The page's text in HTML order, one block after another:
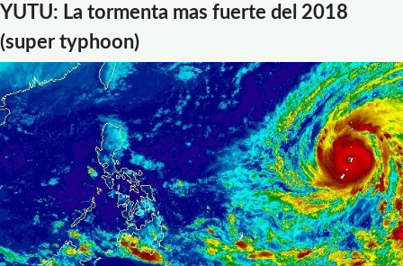
YUTU: La tormenta mas fuerte del 2018
(super typhoon)